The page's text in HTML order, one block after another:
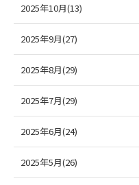
2025年10月(13)
2025年9月(27)
2025年8月(29)
2025年7月(29)
2025年6月(24)
2025年5月(26)